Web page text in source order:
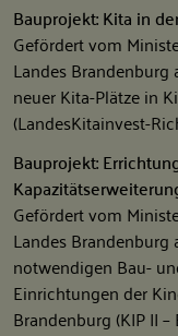
Bauprojekt: Kita in
Gefördert vom
Landes
neuer Kita-Plätze in
(LandesKitainvest-
Bauprojekt:
Gefördert vom
Landes
notwendigen Bau-
Einrichtungen der
Brandenburg (KIP II